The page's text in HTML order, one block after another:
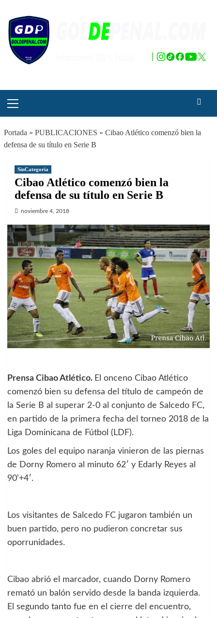
contenido
principal
Portada » PUBLICACIONES » Cibao Atlético comenzó bien la
defensa de su título en Serie B
SinCategoria
Cibao Atlético comenzó bien la
defensa de su título en Serie B
noviembre 4, 2018
Prensa Cibao Atlético. El onceno Cibao Atlético
comenzó bien su defensa del título de campeón de
la Serie B al superar 2-0 al conjunto de Salcedo FC,
en partido de la primera fecha del torneo 2018 de la
Liga Dominicana de Fútbol (LDF).
Los goles del equipo naranja vinieron de las piernas
de Dorny Romero al minuto 62′ y Edarly Reyes al
90’+4′.
Los visitantes de Salcedo FC jugaron también un
buen partido, pero no pudieron concretar sus
oporrunidades.
Cibao abrió el marcador, cuando Dorny Romero
remató un balón servido desde la banda izquierda.
El segundo tanto fue en el cierre del encuentro,